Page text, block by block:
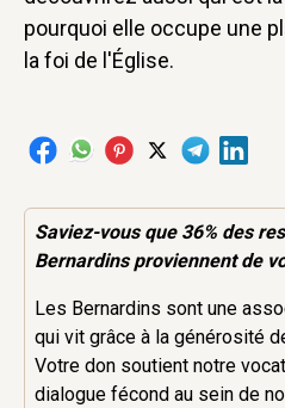
pourquoi elle occupe une
la foi de l'Église.
Saviez-vous que 36% des
Bernardins proviennent de
Les Bernardins sont une
qui vit grâce à la générosité
Votre don soutient notre
dialogue fécond au sein de